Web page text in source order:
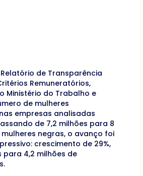
de Transparência
Remuneratórios,
Ministério do Trabalho e
de mulheres
empresas analisadas
de 7,2 milhões para 8
mulheres negras, o avanço foi
crescimento de 29%,
para 4,2 milhões de